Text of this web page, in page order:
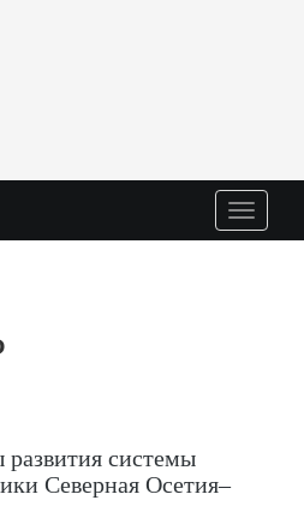
Меню
системы
Северная Осетия–